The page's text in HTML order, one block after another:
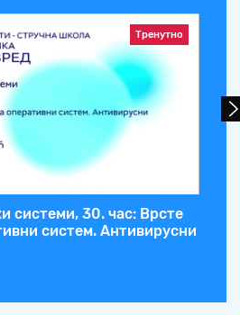
Тренутно
системи, 30. час: Врсте
систем. Антивирусни